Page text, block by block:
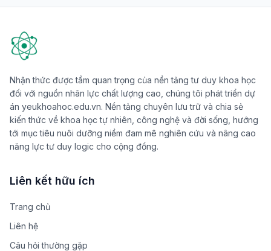
Nhận thức được tầm quan trọng của nền tảng tư duy khoa học
đối với nguồn nhân lực chất lượng cao, chúng tôi phát triển dự
án yeukhoahoc.edu.vn. Nền tảng chuyên lưu trữ và chia sẻ
kiến thức về khoa học tự nhiên, công nghệ và đời sống, hướng
tới mục tiêu nuôi dưỡng niềm đam mê nghiên cứu và nâng cao
năng lực tư duy logic cho cộng đồng.
Liên kết hữu ích
Trang chủ
Liên hệ
Câu hỏi thường gặp